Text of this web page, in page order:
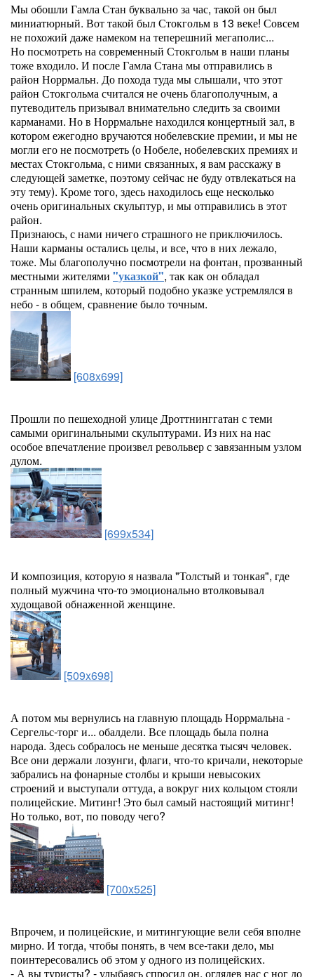
Мы обошли Гамла Стан буквально за час, такой он был
миниатюрный. Вот такой был Стокгольм в 13 веке! Совсем
не похожий даже намеком на теперешний мегаполис...
Но посмотреть на современный Стокгольм в наши планы
тоже входило. И после Гамла Стана мы отправились в
район Норрмальн. До похода туда мы слышали, что этот
район Стокгольма считался не очень благополучным, а
путеводитель призывал внимательно следить за своими
карманами. Но в Норрмальне находился концертный зал, в
котором ежегодно вручаются нобелевские премии, и мы не
могли его не посмотреть (о Нобеле, нобелевских премиях и
местах Стокгольма, с ними связанных, я вам расскажу в
следующей заметке, поэтому сейчас не буду отвлекаться на
эту тему). Кроме того, здесь находилось еще несколько
очень оригинальных скульптур, и мы отправились в этот
район.
Признаюсь, с нами ничего страшного не приключилось.
Наши карманы остались целы, и все, что в них лежало,
тоже. Мы благополучно посмотрели на фонтан, прозванный
местными жителями "указкой", так как он обладал
странным шпилем, который подобно указке устремлялся в
небо - в общем, сравнение было точным.
[608x699]
Прошли по пешеходной улице Дроттнинггатан с теми
самыми оригинальными скульптурами. Из них на нас
особое впечатление произвел револьвер с завязанным узлом
дулом.
[699x534]
И композиция, которую я назвала "Толстый и тонкая", где
полный мужчина что-то эмоционально втолковывал
худощавой обнаженной женщине.
[509x698]
А потом мы вернулись на главную площадь Норрмальна -
Сергельс-торг и... обалдели. Все площадь была полна
народа. Здесь собралось не меньше десятка тысяч человек.
Все они держали лозунги, флаги, что-то кричали, некоторые
забрались на фонарные столбы и крыши невысоких
строений и выступали оттуда, а вокруг них кольцом стояли
полицейские. Митинг! Это был самый настоящий митинг!
Но только, вот, по поводу чего?
[700x525]
Впрочем, и полицейские, и митингующие вели себя вполне
мирно. И тогда, чтобы понять, в чем все-таки дело, мы
поинтересовались об этом у одного из полицейских.
- А вы туристы? - улыбаясь спросил он, оглядев нас с ног до